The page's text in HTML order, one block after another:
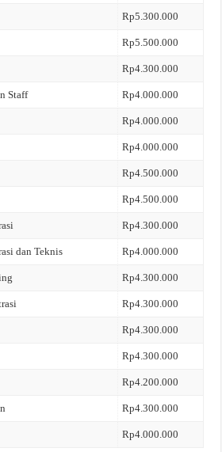
Rp5.300.000
Rp5.500.000
Rp4.300.000
Staff Rp4.000.000
Rp4.000.000
Rp4.000.000
Rp4.500.000
Rp4.500.000
Rp4.300.000
dan Teknis Rp4.000.000
Rp4.300.000
Rp4.300.000
Rp4.300.000
Rp4.300.000
Rp4.200.000
Rp4.300.000
Rp4.000.000